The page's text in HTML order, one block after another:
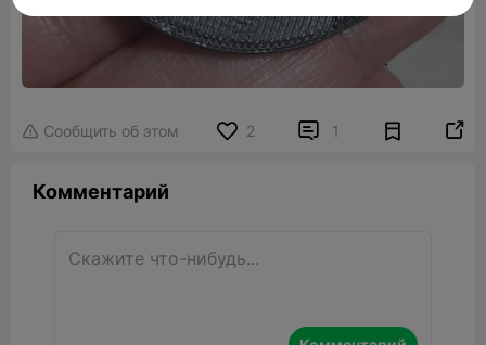
 Сообщить об этом 2  1 
Комментарий